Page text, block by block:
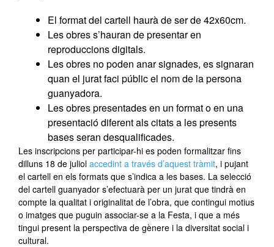
El format del cartell haurà de ser de 42x60cm.
Les obres s’hauran de presentar en
reproduccions digitals.
Les obres no poden anar signades, es signaran
quan el jurat faci públic el nom de la persona
guanyadora.
Les obres presentades en un format o en una
presentació diferent als citats a les presents
bases seran desqualificades.
Les inscripcions per participar-hi es poden formalitzar fins
dilluns 18 de juliol accedint a través d’aquest tràmit, i pujant
el cartell en els formats que s’indica a les bases. La selecció
del cartell guanyador s’efectuarà per un jurat que tindrà en
compte la qualitat i originalitat de l’obra, que contingui motius
o imatges que puguin associar-se a la Festa, i que a més
tingui present la perspectiva de gènere i la diversitat social i
cultural.